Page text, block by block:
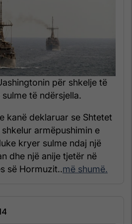
për shkelje të
të ndërsjella.
kanë deklaruar se Shtetet
armëpushimin e
kryer sulme ndaj një
dhe një anije tjetër në
së Hormuzit..më shumë.